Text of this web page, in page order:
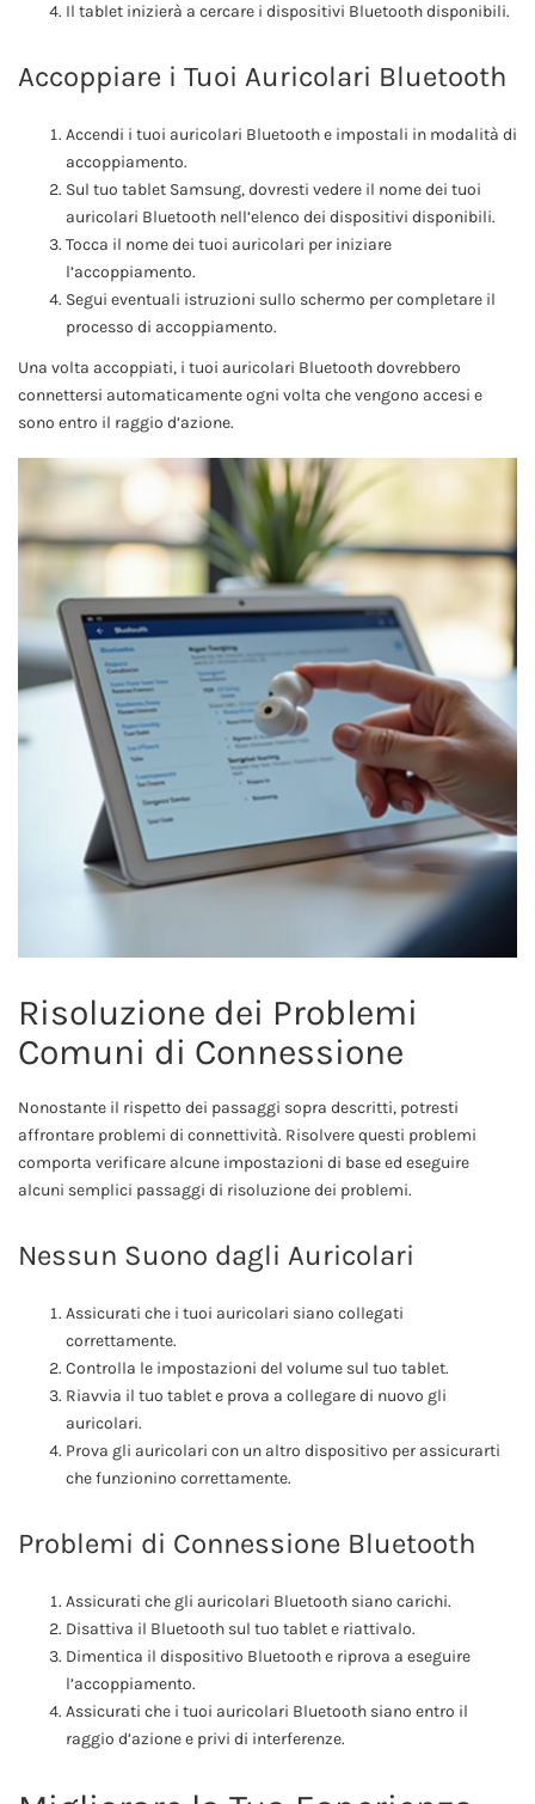
Il tablet inizierà a cercare i dispositivi Bluetooth disponibili.
Accoppiare i Tuoi Auricolari Bluetooth
Accendi i tuoi auricolari Bluetooth e impostali in modalità di
accoppiamento.
Sul tuo tablet Samsung, dovresti vedere il nome dei tuoi
auricolari Bluetooth nell’elenco dei dispositivi disponibili.
Tocca il nome dei tuoi auricolari per iniziare
l’accoppiamento.
Segui eventuali istruzioni sullo schermo per completare il
processo di accoppiamento.
Una volta accoppiati, i tuoi auricolari Bluetooth dovrebbero
connettersi automaticamente ogni volta che vengono accesi e
sono entro il raggio d’azione.
Risoluzione dei Problemi
Comuni di Connessione
Nonostante il rispetto dei passaggi sopra descritti, potresti
affrontare problemi di connettività. Risolvere questi problemi
comporta verificare alcune impostazioni di base ed eseguire
alcuni semplici passaggi di risoluzione dei problemi.
Nessun Suono dagli Auricolari
Assicurati che i tuoi auricolari siano collegati
correttamente.
Controlla le impostazioni del volume sul tuo tablet.
Riavvia il tuo tablet e prova a collegare di nuovo gli
auricolari.
Prova gli auricolari con un altro dispositivo per assicurarti
che funzionino correttamente.
Problemi di Connessione Bluetooth
Assicurati che gli auricolari Bluetooth siano carichi.
Disattiva il Bluetooth sul tuo tablet e riattivalo.
Dimentica il dispositivo Bluetooth e riprova a eseguire
l’accoppiamento.
Assicurati che i tuoi auricolari Bluetooth siano entro il
raggio d’azione e privi di interferenze.